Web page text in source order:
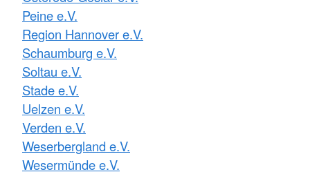
Peine e.V.
Region Hannover e.V.
Schaumburg e.V.
Soltau e.V.
Stade e.V.
Uelzen e.V.
Verden e.V.
Weserbergland e.V.
Wesermünde e.V.